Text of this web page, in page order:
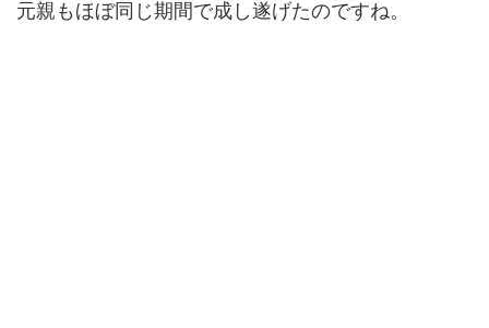
元親もほぼ同じ期間で成し遂げたのですね。